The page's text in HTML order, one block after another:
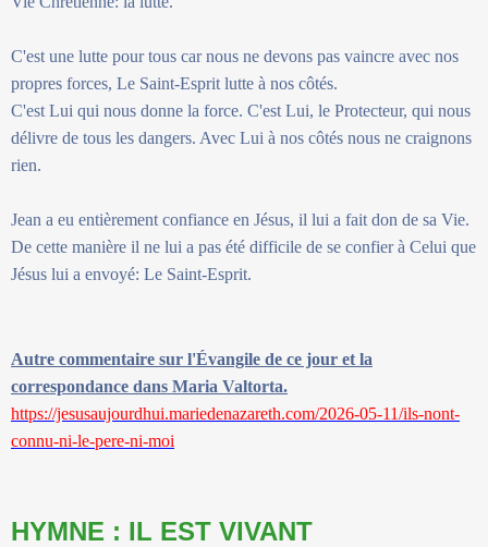
C'est une lutte pour tous car nous ne devons pas vaincre avec nos
propres forces, Le Saint-Esprit lutte à nos côtés.
C'est Lui qui nous donne la force. C'est Lui, le Protecteur, qui nous
délivre de tous les dangers. Avec Lui à nos côtés nous ne craignons
rien.
Jean a eu entièrement confiance en Jésus, il lui a fait don de sa Vie.
De cette manière il ne lui a pas été difficile de se confier à Celui que
Jésus lui a envoyé: Le Saint-Esprit.
Autre commentaire sur l'Évangile de ce jour et la
correspondance dans Maria Valtorta.
https://jesusaujourdhui.mariedenazareth.com/2026-05-11/ils-nont-
connu-ni-le-pere-ni-moi
HYMNE : IL EST VIVANT